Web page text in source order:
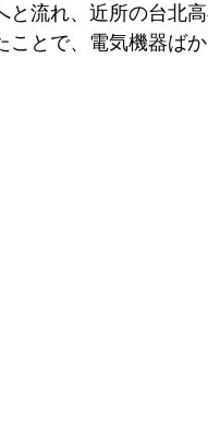
と流れ、近所の台北
ことで、電気機器ば